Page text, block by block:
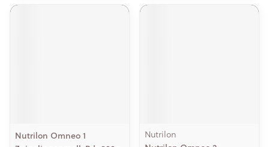
Nutrilon Omneo 1
Nutrilon